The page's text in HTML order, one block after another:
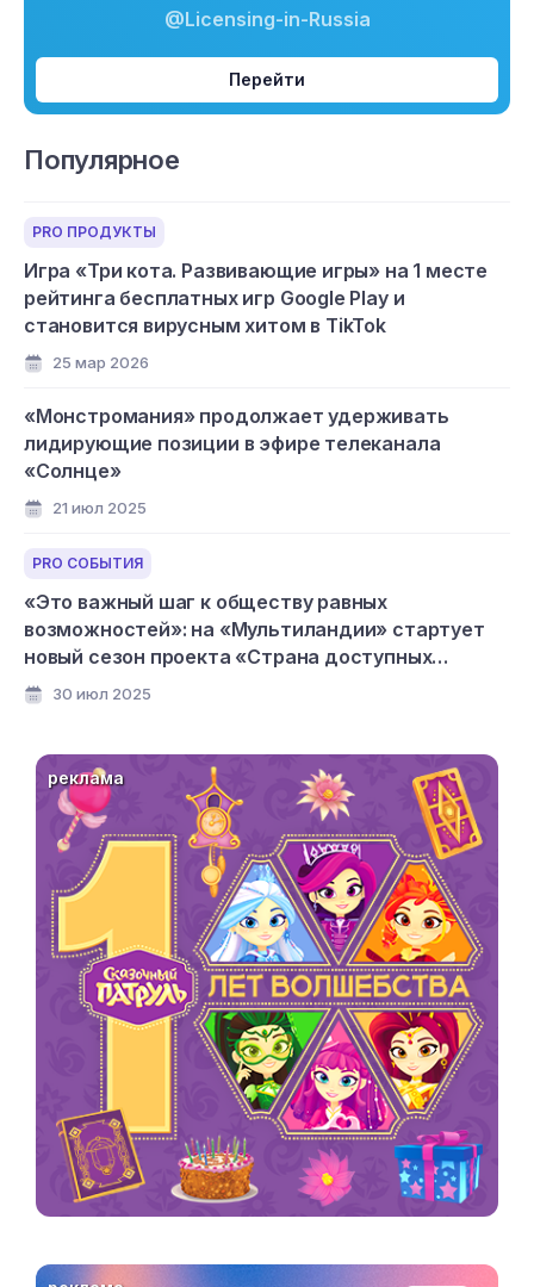
@Licensing-in-Russia
Перейти
Популярное
PRO ПРОДУКТЫ
Игра «Три кота. Развивающие игры» на 1 месте
рейтинга бесплатных игр Google Play и
становится вирусным хитом в TikTok
25 мар 2026
«Монстромания» продолжает удерживать
лидирующие позиции в эфире телеканала
«Солнце»
21 июл 2025
PRO СОБЫТИЯ
«Это важный шаг к обществу равных
возможностей»: на «Мультиландии» стартует
новый сезон проекта «Страна доступных
мультфильмов»
30 июл 2025
реклама